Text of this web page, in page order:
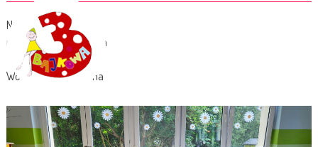
Nauczycielki:
mgr Anna Wachowska
Woźna: Iwona Wiecha